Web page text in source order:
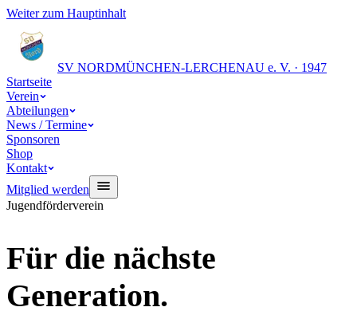
Weiter zum Hauptinhalt
SV NORDMÜNCHEN-LERCHENAU e. V. · 1947
Startseite
Verein
Abteilungen
News / Termine
Sponsoren
Shop
Kontakt
Mitglied werden
Jugendförderverein
Für die nächste
Generation.